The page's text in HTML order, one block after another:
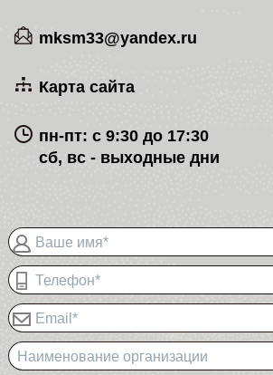
mksm33@yandex.ru
Карта сайта
пн-пт: с 9:30 до 17:30
сб, вс - выходные дни
Ваше имя*
Телефон*
Email*
Наименование организации